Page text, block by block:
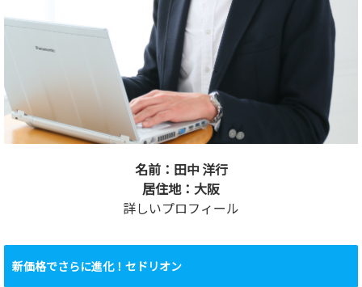
名前：田中 洋行
居住地：大阪
詳しいプロフィール
新価格でさらに進化！セドリオン